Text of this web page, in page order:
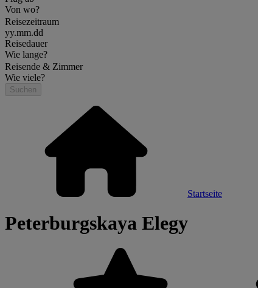
Von wo?
Reisezeitraum
yy.mm.dd
Reisedauer
Wie lange?
Reisende & Zimmer
Wie viele?
Suchen
Startseite
Peterburgskaya Elegy